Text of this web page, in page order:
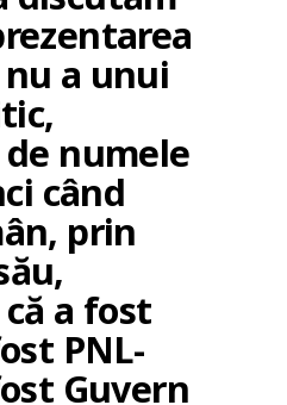
a unui
numele
când
prin
a fost
PNL-
Guvern